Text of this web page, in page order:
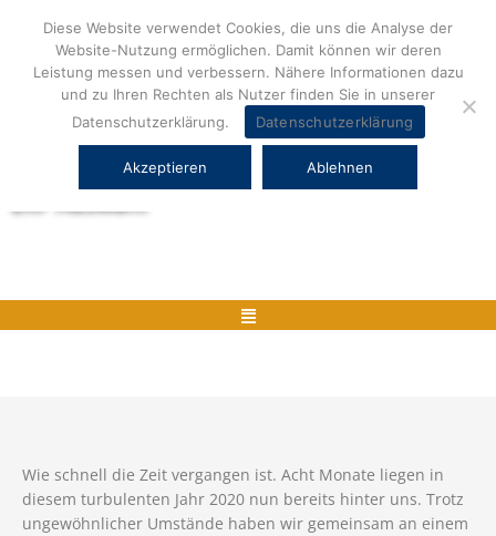
springen
Herstellerneutrale ERP Beratung und
Menü
Wie schnell die Zeit vergangen ist. Acht Monate liegen in
diesem turbulenten Jahr 2020 nun bereits hinter uns. Trotz
ungewöhnlicher Umstände haben wir gemeinsam an einem
Diese Website verwendet Cookies, die uns die Analyse der
Website-Nutzung ermöglichen. Damit können wir deren
Leistung messen und verbessern. Nähere Informationen dazu
und zu Ihren Rechten als Nutzer finden Sie in unserer
Datenschutzerklärung.
Datenschutzerklärung
Akzeptieren Ablehnen